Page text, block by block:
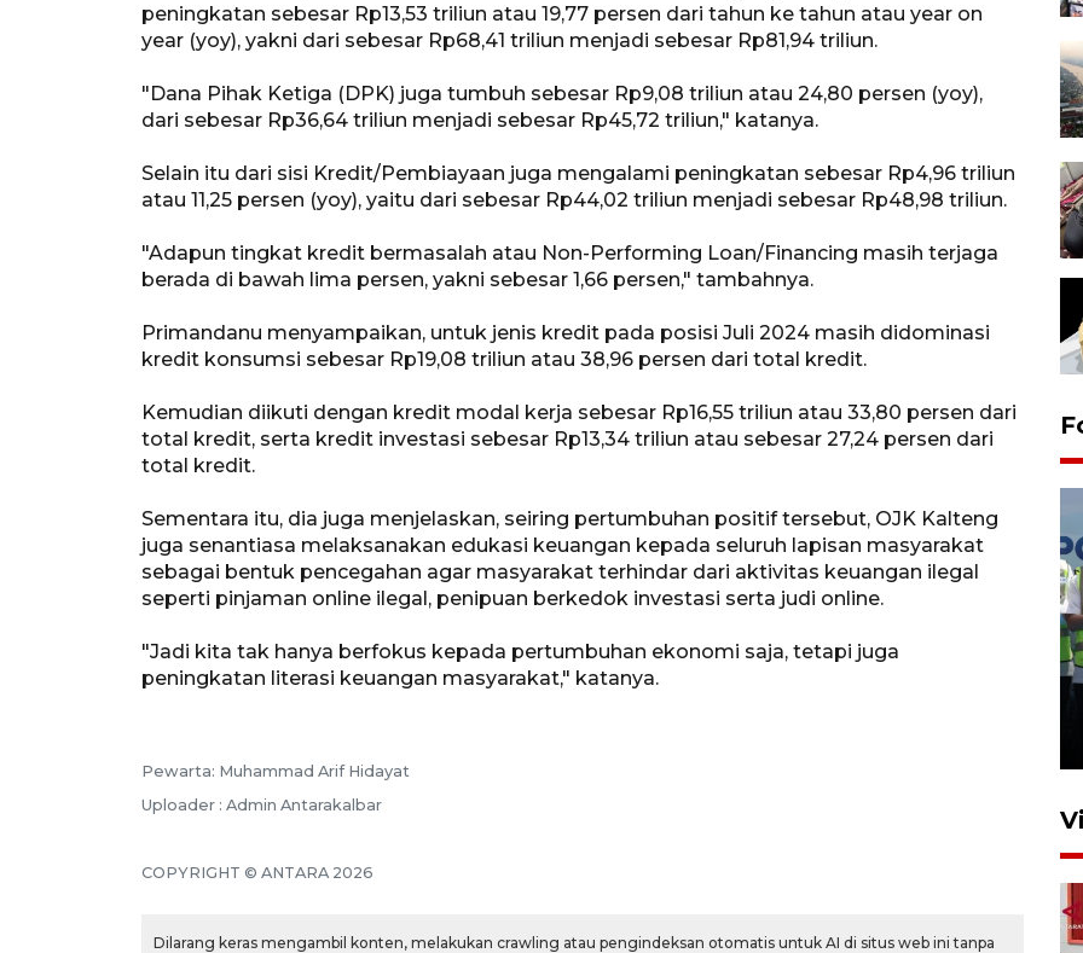
peningkatan sebesar Rp13,53 triliun atau 19,77 persen dari tahun ke tahun atau year on
year (yoy), yakni dari sebesar Rp68,41 triliun menjadi sebesar Rp81,94 triliun.
"Dana Pihak Ketiga (DPK) juga tumbuh sebesar Rp9,08 triliun atau 24,80 persen (yoy),
dari sebesar Rp36,64 triliun menjadi sebesar Rp45,72 triliun," katanya.
Selain itu dari sisi Kredit/Pembiayaan juga mengalami peningkatan sebesar Rp4,96 triliun
atau 11,25 persen (yoy), yaitu dari sebesar Rp44,02 triliun menjadi sebesar Rp48,98 triliun.
"Adapun tingkat kredit bermasalah atau Non-Performing Loan/Financing masih terjaga
berada di bawah lima persen, yakni sebesar 1,66 persen," tambahnya.
Primandanu menyampaikan, untuk jenis kredit pada posisi Juli 2024 masih didominasi
kredit konsumsi sebesar Rp19,08 triliun atau 38,96 persen dari total kredit.
Kemudian diikuti dengan kredit modal kerja sebesar Rp16,55 triliun atau 33,80 persen dari
total kredit, serta kredit investasi sebesar Rp13,34 triliun atau sebesar 27,24 persen dari
total kredit.
Sementara itu, dia juga menjelaskan, seiring pertumbuhan positif tersebut, OJK Kalteng
juga senantiasa melaksanakan edukasi keuangan kepada seluruh lapisan masyarakat
sebagai bentuk pencegahan agar masyarakat terhindar dari aktivitas keuangan ilegal
seperti pinjaman online ilegal, penipuan berkedok investasi serta judi online.
"Jadi kita tak hanya berfokus kepada pertumbuhan ekonomi saja, tetapi juga
peningkatan literasi keuangan masyarakat," katanya.
Pewarta: Muhammad Arif Hidayat
Uploader : Admin Antarakalbar
COPYRIGHT © ANTARA 2026
Dilarang keras mengambil konten, melakukan crawling atau pengindeksan otomatis untuk AI di situs web ini tanpa